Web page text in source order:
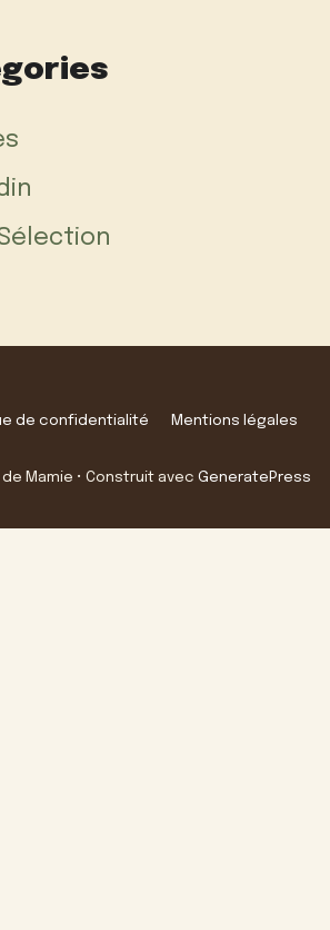
de confidentialité Mentions légales
Mamie • Construit avec GeneratePress